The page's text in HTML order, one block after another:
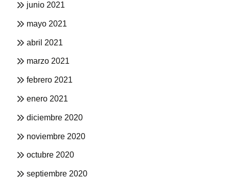
junio 2021
mayo 2021
abril 2021
marzo 2021
febrero 2021
enero 2021
diciembre 2020
noviembre 2020
octubre 2020
septiembre 2020